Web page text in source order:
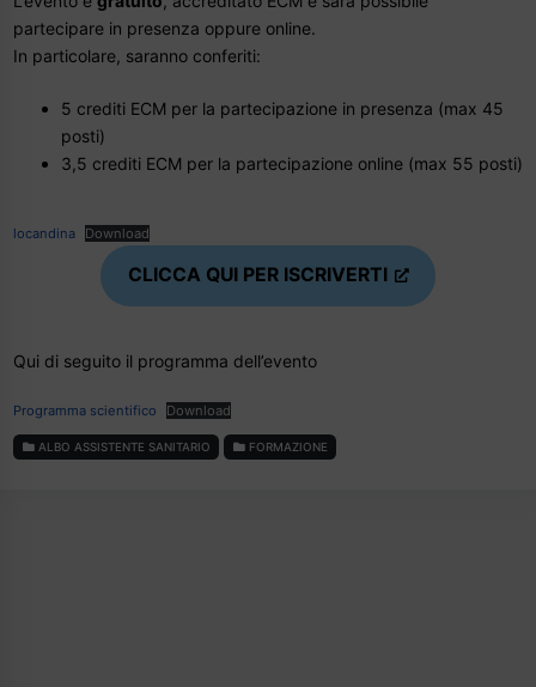
partecipare in presenza oppure online.
In particolare, saranno conferiti:
5 crediti ECM per la partecipazione in presenza (max 45
posti)
3,5 crediti ECM per la partecipazione online (max 55 posti)
locandina Download
CLICCA QUI PER ISCRIVERTI
Qui di seguito il programma dell’evento
Programma scientifico Download
ALBO ASSISTENTE SANITARIO FORMAZIONE